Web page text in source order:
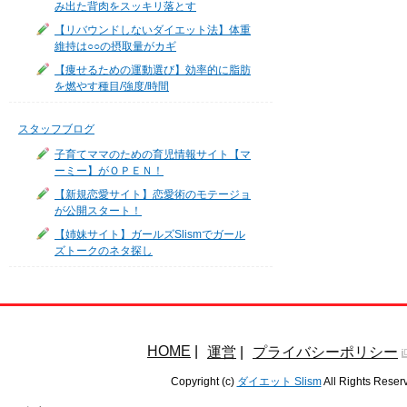
み出た背肉をスッキリ落とす
【リバウンドしないダイエット法】体重
維持は○○の摂取量がカギ
【痩せるための運動選び】効率的に脂肪
を燃やす種目/強度/時間
スタッフブログ
子育てママのための育児情報サイト【マ
ーミー】がＯＰＥＮ！
【新規恋愛サイト】恋愛術のモテージョ
が公開スタート！
【姉妹サイト】ガールズSlismでガール
ズトークのネタ探し
HOME 運営 プライバシーポリシー
Copyright (c) ダイエット SlismAll Rights